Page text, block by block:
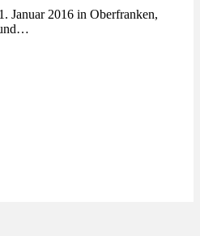
Januar 2016 in Oberfranken,